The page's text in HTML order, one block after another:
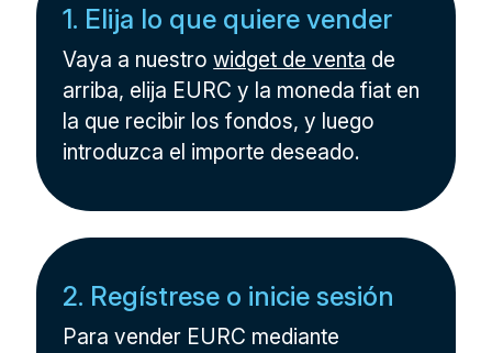
1. Elija lo que quiere vender
Vaya a nuestrowidget de venta de
arriba, elija EURC y la moneda fiat en
la que recibir los fondos, y luego
introduzca el importe deseado.
2. Regístrese o inicie sesión
Para vender EURC mediante